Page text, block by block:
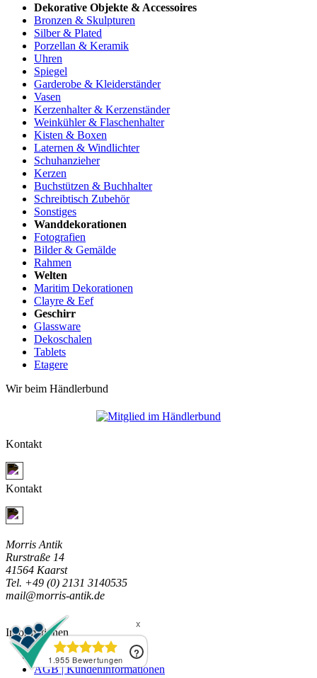
Dekorative Objekte & Accessoires
Bronzen & Skulpturen
Silber & Plated
Porzellan & Keramik
Uhren
Spiegel
Garderobe & Kleiderständer
Vasen
Kerzenhalter & Kerzenständer
Weinkühler & Flaschenhalter
Kisten & Boxen
Laternen & Windlichter
Schuhanzieher
Kerzen
Buchstützen & Buchhalter
Schreibtisch Zubehör
Sonstiges
Wanddekorationen
Fotografien
Bilder & Gemälde
Rahmen
Welten
Maritim Dekorationen
Clayre & Eef
Geschirr
Glassware
Dekoschalen
Tablets
Etagere
Wir beim Händlerbund
Kontakt
Kontakt
Morris Antik
Rurstraße 14
41564 Kaarst
Tel. +49 (0) 2131 3140535
mail@morris-antik.de
Informationen
Impressum
AGB | Kundeninformationen